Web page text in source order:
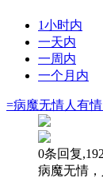
1小时内
一天内
一周内
一个月内
=病魔无情人有
0条回复
病魔无情